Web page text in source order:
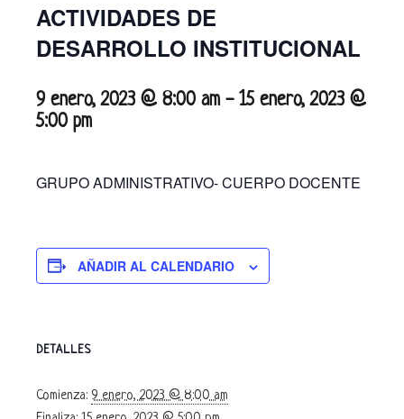
ACTIVIDADES DE
DESARROLLO INSTITUCIONAL
9 enero, 2023 @ 8:00 am - 15 enero, 2023 @
5:00 pm
GRUPO ADMINISTRATIVO- CUERPO DOCENTE
AÑADIR AL CALENDARIO
DETALLES
Comienza: 9 enero, 2023 @ 8:00 am